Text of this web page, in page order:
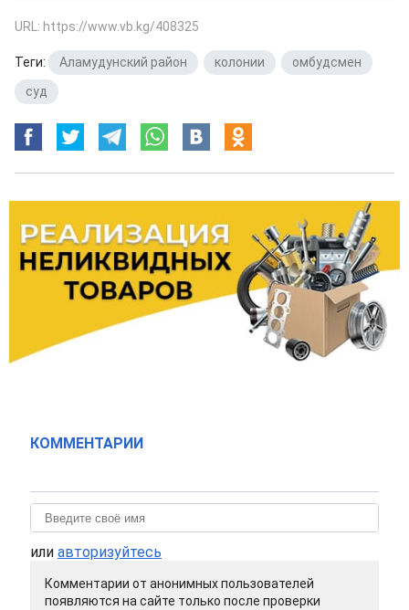
URL: https://www.vb.kg/408325
Теги: Аламудунский район колонии омбудсмен
суд
КОММЕНТАРИИ
или авторизуйтесь
Комментарии от анонимных пользователей
появляются на сайте только после проверки